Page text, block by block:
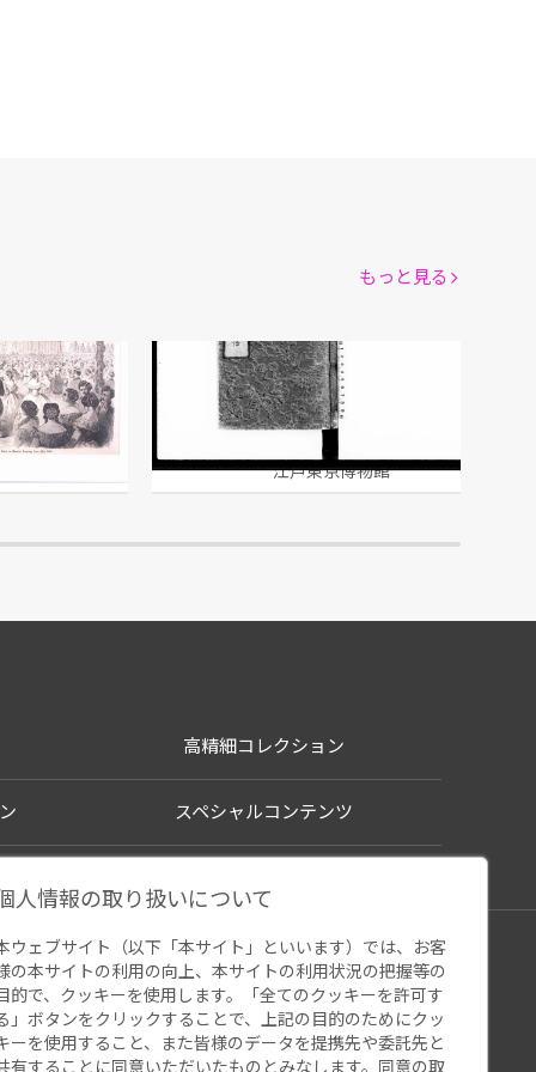
Grand Ball in Honor of Japanese(日本人を迎えて大舞踏会)(Frank Leslie’s Illustrated 政要規矩 信
江戸東京博物館
もっと見る
高精細コレクション
スペシャルコンテンツ
ー ウェブアクセシビリティ 関連サイト
人情報の取り扱いについて
ウェブサイト（以下「本サイト」といいます）では、お客
の本サイトの利用の向上、本サイトの利用状況の把握等の
的で、クッキーを使用します。「全てのクッキーを許可す
」ボタンをクリックすることで、上記の目的のためにクッ
ーを使用すること、また皆様のデータを提携先や委託先と
有することに同意いただいたものとみなします。同意の取